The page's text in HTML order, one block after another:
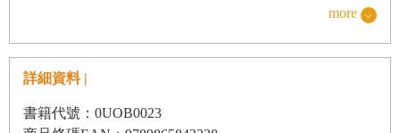
不見、想不到、陌生而未知的東西存在和生長著。同樣是在
髒，雜亂，破碎，無序，原始，封閉……放眼望去，滿目泥
more
詳細資料 |
書籍代號：0UOB0023